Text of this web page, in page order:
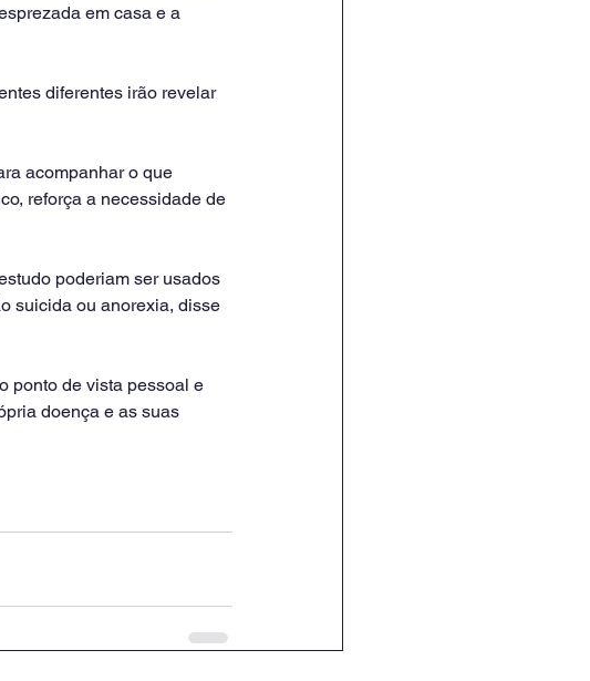
em casa e a
diferentes irão revelar
acompanhar o que
reforça a necessidade de
poderiam ser usados
suicida ou anorexia, disse
ponto de vista pessoal e
doença e as suas